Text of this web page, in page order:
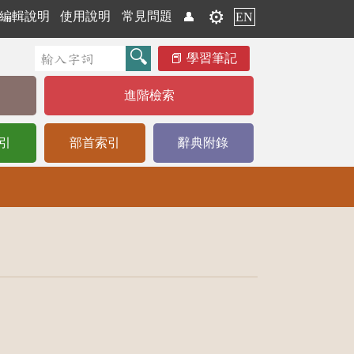
編輯說明 使用說明 常見問題 👤 ⚙️ EN
學習筆記
進階檢索
部首索引 辭典附錄